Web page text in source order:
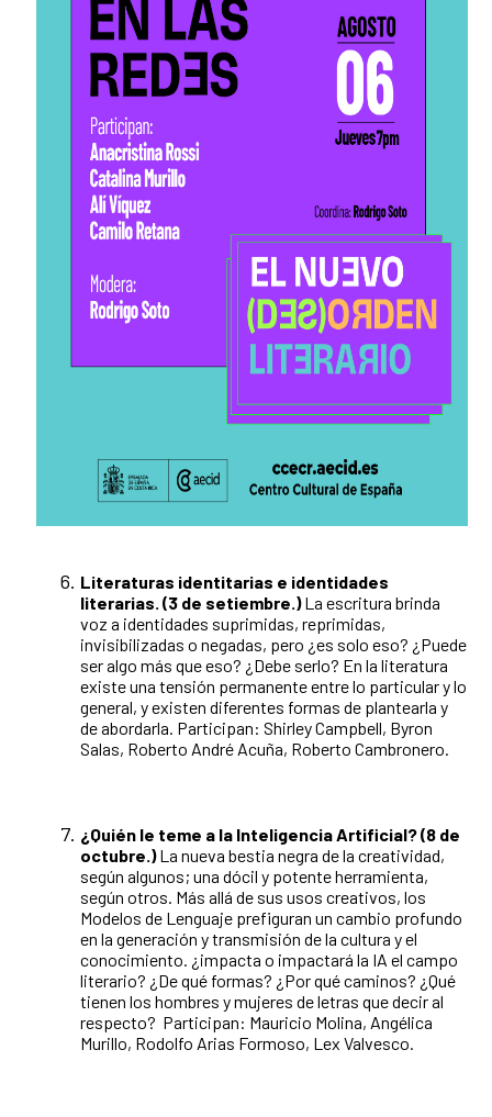
Literaturas identitarias e identidades
literarias. (3 de setiembre.)La escritura brinda
voz a identidades suprimidas, reprimidas,
invisibilizadas o negadas, pero ¿es solo eso? ¿Puede
ser algo más que eso? ¿Debe serlo? En la literatura
existe una tensión permanente entre lo particular y lo
general, y existen diferentes formas de plantearla y
de abordarla. Participan: Shirley Campbell, Byron
Salas, Roberto André Acuña, Roberto Cambronero.
¿Quién le teme a la Inteligencia Artificial? (8 de
octubre.)La nueva bestia negra de la creatividad,
según algunos; una dócil y potente herramienta,
según otros. Más allá de sus usos creativos, los
Modelos de Lenguaje prefiguran un cambio profundo
en la generación y transmisión de la cultura y el
conocimiento. ¿impacta o impactará la IA el campo
literario? ¿De qué formas? ¿Por qué caminos? ¿Qué
tienen los hombres y mujeres de letras que decir al
respecto? Participan: Mauricio Molina, Angélica
Murillo, Rodolfo Arias Formoso, Lex Valvesco.